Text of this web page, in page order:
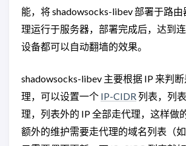
能，将 shadowsocks-libev 部署于路
理运行于服务器，部署完成后，达到
设备都可以自动翻墙的效果。
shadowsocks-libev 主要根据 IP 来判
理，可以设置一个 IP-CIDR 列表，列
理，列表外的 IP 全部走代理，这样做
额外的维护需要走代理的域名列表（如